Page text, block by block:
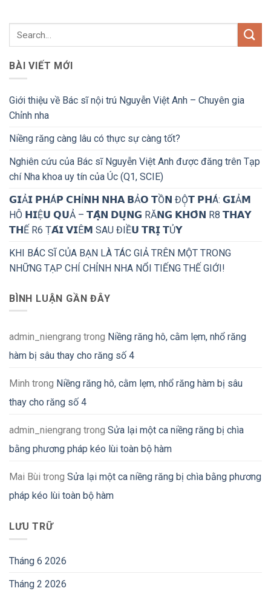
BÀI VIẾT MỚI
Giới thiệu về Bác sĩ nội trú Nguyễn Việt Anh – Chuyên gia
Chỉnh nha
Niềng răng càng lâu có thực sự càng tốt?
Nghiên cứu của Bác sĩ Nguyễn Việt Anh được đăng trên Tạp
chí Nha khoa uy tín của Úc (Q1, SCIE)
𝗚𝗜Ả𝗜 𝗣𝗛Á𝗣 𝗖𝗛Ỉ𝗡𝗛 𝗡𝗛𝗔 𝗕Ả𝗢 𝗧Ồ𝗡 ĐỘ̣𝗧 𝗣𝗛Á: 𝗚𝗜Ả𝗠
HÔ 𝗛𝗜Ệ𝗨 𝗤𝗨Ả – 𝗧𝗔̣̂𝗡 𝗗𝗨̣𝗡𝗚 RĂ𝗡𝗚 𝗞𝗛𝗢̂𝗡 R8 𝗧𝗛𝗔𝗬
𝗧𝗛Ế R6 Ṭ𝗔́𝗜 𝗩𝗜Ê𝗠 SAU ĐIỀ𝗨 𝗧𝗥𝗜̣ 𝗧Ủ𝗬
KHI BÁC SĨ CỦA BẠN LÀ TÁC GIẢ TRÊN MỘT TRONG
NHỮNG TẠP CHÍ CHỈNH NHA NỔI TIẾNG THẾ GIỚI!
BÌNH LUẬN GẦN ĐÂY
admin_niengrang trong Niềng răng hô, cằm lẹm, nhổ răng
hàm bị sâu thay cho răng số 4
Minh trong Niềng răng hô, cằm lẹm, nhổ răng hàm bị sâu
thay cho răng số 4
admin_niengrang trong Sửa lại một ca niềng răng bị chìa
bằng phương pháp kéo lùi toàn bộ hàm
Mai Bùi trong Sửa lại một ca niềng răng bị chìa bằng phương
pháp kéo lùi toàn bộ hàm
LƯU TRỮ
Tháng 6 2026
Tháng 2 2026